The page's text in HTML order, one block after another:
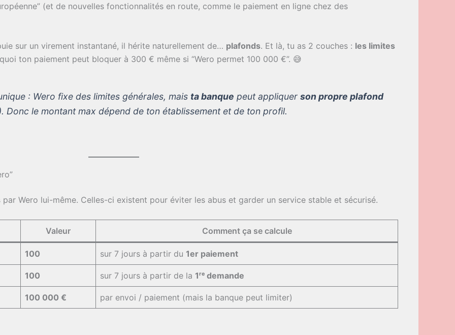
(et de nouvelles fonctionnalités en route, comme le paiement en ligne chez des
sur un virement instantané, il hérite naturellement de… plafonds. Et là, tu as 2 couches : les limites
ton paiement peut bloquer à 300 € même si “Wero permet 100 000 €”. 😅
: Wero fixe des limites générales, mais ta banque peut appliquer son propre plafond
Donc le montant max dépend de ton établissement et de ton profil.
Wero lui-même. Celles-ci existent pour éviter les abus et garder un service stable et sécurisé.
Valeur Comment ça se calcule
100 sur 7 jours à partir du 1er paiement
100 sur 7 jours à partir de la 1ʳᵉ demande
100 000 € par envoi / paiement (mais la banque peut limiter)